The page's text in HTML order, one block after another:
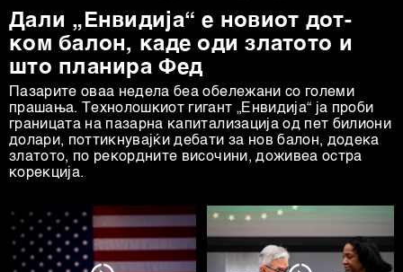
Дали „Енвидија“ е новиот дот-
ком балон, каде оди златото и
што планира Фед
Пазарите оваа недела беа обележани со големи
прашања. Технолошкиот гигант „Енвидија“ ја проби
границата на пазарна капитализација од пет билиони
долари, поттикнувајќи дебати за нов балон, додека
златото, по рекордните височини, доживеа остра
корекција.